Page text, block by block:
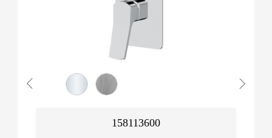
158113600